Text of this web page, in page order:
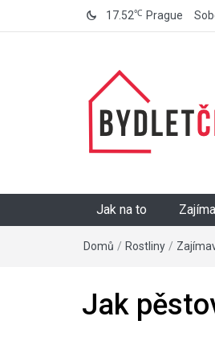
17.52℃ Prague
Jak na to
Domů / Rostliny /
Jak